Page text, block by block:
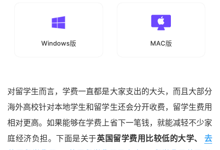
Windows版 MAC版
对留学生而言，学费一直都是大家支出的大头，而且大部分
海外高校针对本地学生和留学生还会分开收费，留学生费用
相对更高。如果能够在学费上省下一笔钱，就能减轻不少家
庭经济负担。下面是关于英国留学费用比较低的大学、
去